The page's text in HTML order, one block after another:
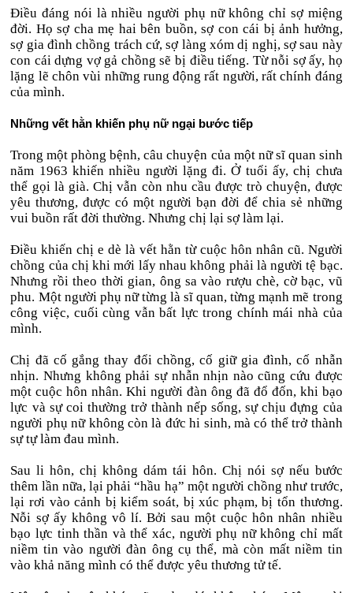
Điều đáng nói là nhiều người phụ nữ không chỉ sợ miệng
đời. Họ sợ cha mẹ hai bên buồn, sợ con cái bị ảnh hưởng,
sợ gia đình chồng trách cứ, sợ làng xóm dị nghị, sợ sau này
con cái dựng vợ gả chồng sẽ bị điều tiếng. Từ nỗi sợ ấy, họ
lặng lẽ chôn vùi những rung động rất người, rất chính đáng
của mình.
Những vết hằn khiến phụ nữ ngại bước tiếp
Trong một phòng bệnh, câu chuyện của một nữ sĩ quan sinh
năm 1963 khiến nhiều người lặng đi. Ở tuổi ấy, chị chưa
thể gọi là già. Chị vẫn còn nhu cầu được trò chuyện, được
yêu thương, được có một người bạn đời để chia sẻ những
vui buồn rất đời thường. Nhưng chị lại sợ làm lại.
Điều khiến chị e dè là vết hằn từ cuộc hôn nhân cũ. Người
chồng của chị khi mới lấy nhau không phải là người tệ bạc.
Nhưng rồi theo thời gian, ông sa vào rượu chè, cờ bạc, vũ
phu. Một người phụ nữ từng là sĩ quan, từng mạnh mẽ trong
công việc, cuối cùng vẫn bất lực trong chính mái nhà của
mình.
Chị đã cố gắng thay đổi chồng, cố giữ gia đình, cố nhẫn
nhịn. Nhưng không phải sự nhẫn nhịn nào cũng cứu được
một cuộc hôn nhân. Khi người đàn ông đã đổ đốn, khi bạo
lực và sự coi thường trở thành nếp sống, sự chịu đựng của
người phụ nữ không còn là đức hi sinh, mà có thể trở thành
sự tự làm đau mình.
Sau li hôn, chị không dám tái hôn. Chị nói sợ nếu bước
thêm lần nữa, lại phải “hầu hạ” một người chồng như trước,
lại rơi vào cảnh bị kiểm soát, bị xúc phạm, bị tổn thương.
Nỗi sợ ấy không vô lí. Bởi sau một cuộc hôn nhân nhiều
bạo lực tinh thần và thể xác, người phụ nữ không chỉ mất
niềm tin vào người đàn ông cụ thể, mà còn mất niềm tin
vào khả năng mình có thể được yêu thương tử tế.